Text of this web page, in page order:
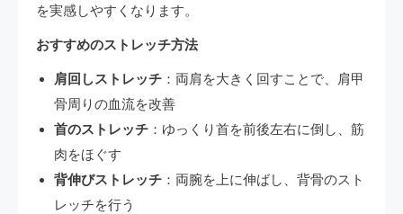
を実感しやすくなります。
おすすめのストレッチ方法
肩回しストレッチ ：両肩を大きく回すことで、肩甲
骨周りの血流を改善
首のストレッチ ：ゆっくり首を前後左右に倒し、筋
肉をほぐす
背伸びストレッチ ：両腕を上に伸ばし、背骨のスト
レッチを行う